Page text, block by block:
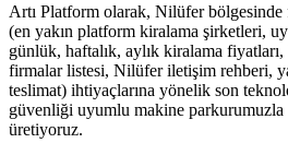
Artı Platform olarak, Nilüfer bölgesinde
(en yakın platform kiralama şirketleri,
günlük, haftalık, aylık kiralama
firmalar listesi, Nilüfer iletişim rehberi,
teslimat) ihtiyaçlarına yönelik son
güvenliği uyumlu makine
üretiyoruz.